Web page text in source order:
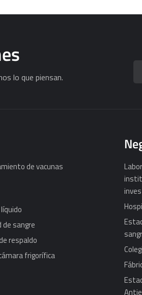
lo que piensan.
de vacunas
de sangre
respaldo
frigorífica